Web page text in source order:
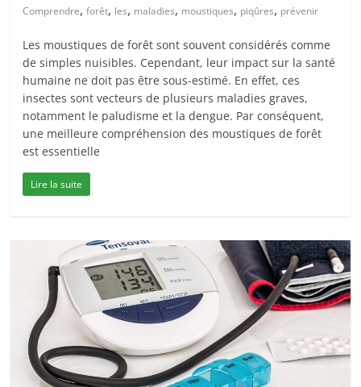
Comprendre,forêt, les, maladies, moustiques, piqûres, prévenir
Les moustiques de forêt sont souvent considérés comme
de simples nuisibles. Cependant, leur impact sur la santé
humaine ne doit pas être sous-estimé. En effet, ces
insectes sont vecteurs de plusieurs maladies graves,
notamment le paludisme et la dengue. Par conséquent,
une meilleure compréhension des moustiques de forêt
est essentielle
Lire la suite